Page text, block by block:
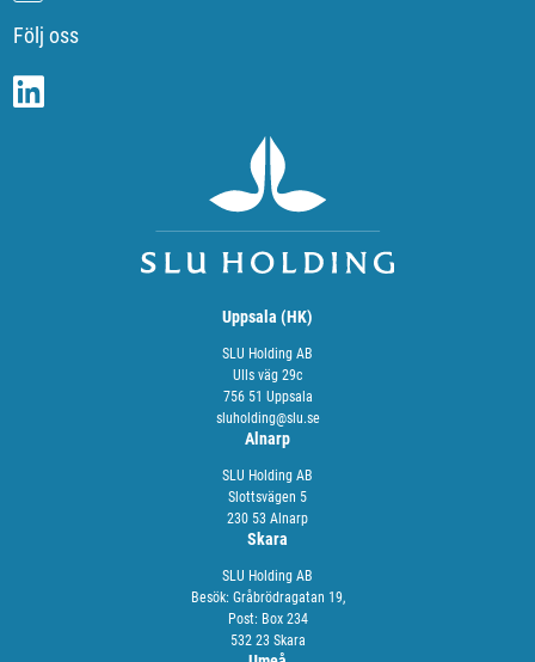
Följ oss
Uppsala (HK)
SLU Holding AB
Ulls väg 29c
756 51 Uppsala
sluholding@slu.se
Alnarp
SLU Holding AB
Slottsvägen 5
230 53 Alnarp
Skara
SLU Holding AB
Besök: Gråbrödragatan 19,
Post: Box 234
532 23 Skara